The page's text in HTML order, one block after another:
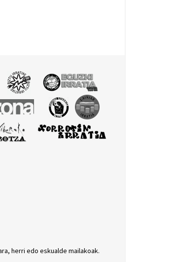
herri edo eskualde mailakoak.